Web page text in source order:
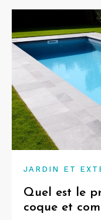
JARDIN ET
Quel est le
coque et